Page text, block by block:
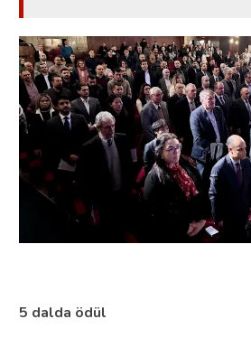
5 dalda ödül